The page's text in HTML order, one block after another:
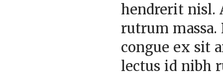
hendrerit nisl.
rutrum massa.
congue ex sit
lectus id nibh